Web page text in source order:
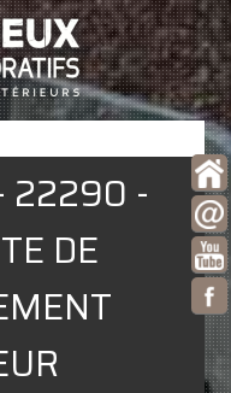
22290 -
DE